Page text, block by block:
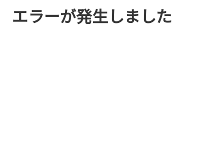
エラーが発生しました